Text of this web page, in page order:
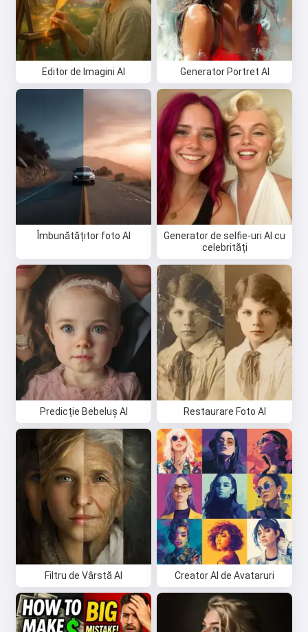
Editor de Imagini AI Generator Portret AI
Îmbunătățitor foto AI
Generator de selfie-uri AI cu
celebrități
Predicție Bebeluș AI Restaurare Foto AI
Filtru de Vârstă AI Creator AI de Avataruri